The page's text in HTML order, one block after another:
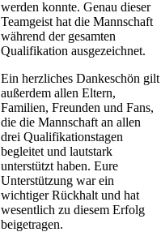
werden konnte. Genau dieser
Teamgeist hat die Mannschaft
während der gesamten
Qualifikation ausgezeichnet.
Ein herzliches Dankeschön gilt
außerdem allen Eltern,
Familien, Freunden und Fans,
die die Mannschaft an allen
drei Qualifikationstagen
begleitet und lautstark
unterstützt haben. Eure
Unterstützung war ein
wichtiger Rückhalt und hat
wesentlich zu diesem Erfolg
beigetragen.